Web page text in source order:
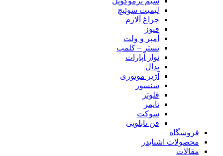
لیمیت سوئیچ
چراغ آلارم
فیوز
آمپر و ولت
تستر – کلمپ
نوار آپارات
پدال
آژیر موتوری
سنسور
فلوتر
تایمر
سوکت
فن تابلویی
فروشگاه
محصولات اشنایدر
مقالات